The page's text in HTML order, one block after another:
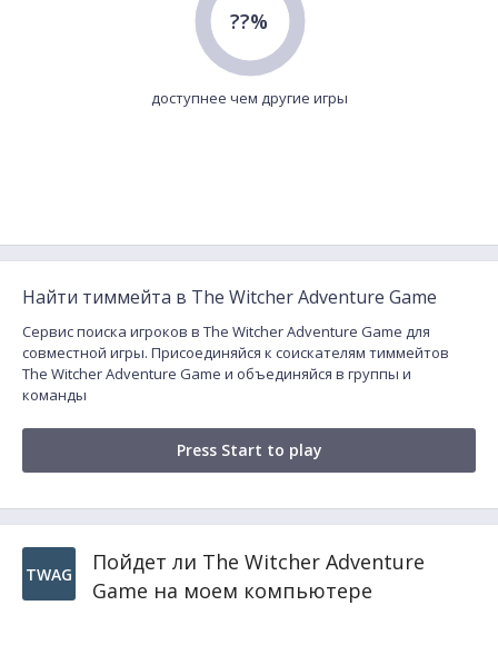
??%
доступнее чем другие игры
Найти тиммейта в The Witcher Adventure Game
Сервис поиска игроков в The Witcher Adventure Game для
совместной игры. Присоединяйся к соискателям тиммейтов
The Witcher Adventure Game и объединяйся в группы и
команды
Press Start to play
TWAG
Пойдет ли The Witcher Adventure
Game на моем компьютере